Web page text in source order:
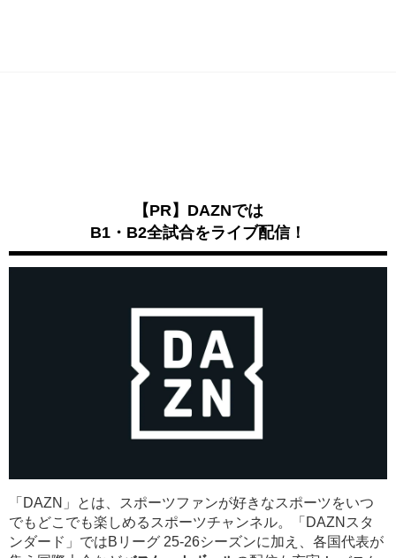
【PR】DAZNでは
B1・B2全試合をライブ配信！
「DAZN」とは、スポーツファンが好きなスポーツをいつ
でもどこでも楽しめるスポーツチャンネル。「DAZNスタ
ンダード」ではBリーグ 25-26シーズンに加え、各国代表が